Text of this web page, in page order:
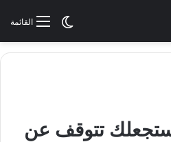
القائمةالوضع
تتوقف عن